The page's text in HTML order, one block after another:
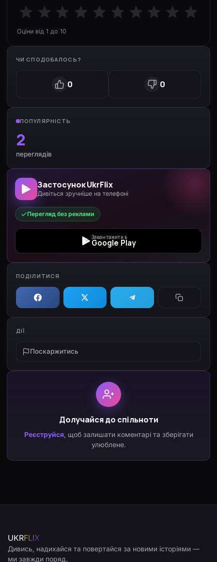
Оціни від 1 до 10
ЧИ СПОДОБАЛОСЬ?
0 0
ПОПУЛЯРНІСТЬ
2
переглядів
Застосунок UkrFlix
Дивіться зручніше на телефоні
Перегляд без реклами
Завантажити в
Google Play
ПОДІЛИТИСЯ
ДІЇ
Поскаржитись
Долучайся до спільноти
Реєструйся, щоб залишати коментарі та зберігати
улюблене.
UKRFLIX
Дивись, надихайся та повертайся за новими історіями —
ми завжди поряд.